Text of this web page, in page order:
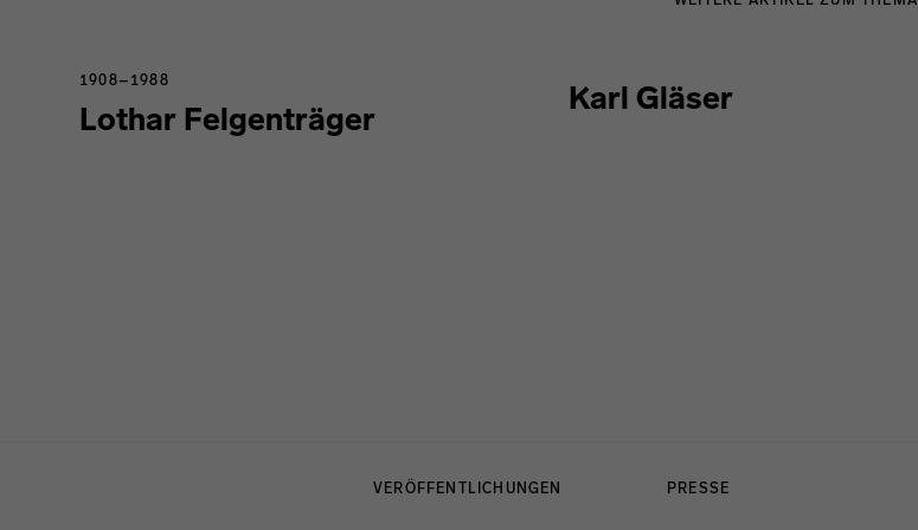
Lothar Felgenträger
1908–1988 Karl Gläser
VERÖFFENTLICHUNGEN PRESSE